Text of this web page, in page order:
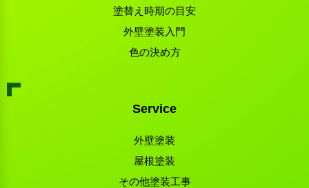
塗替え時期の目安
外壁塗装入門
色の決め方
Service
外壁塗装
屋根塗装
その他塗装工事